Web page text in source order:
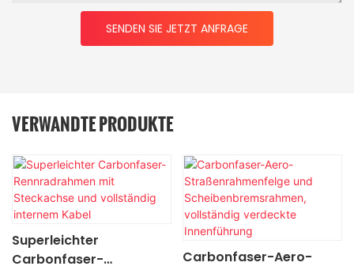
SENDEN SIE JETZT ANFRAGE
VERWANDTE PRODUKTE
Superleichter
Carbonfaser-
Carbonfaser-Aero-